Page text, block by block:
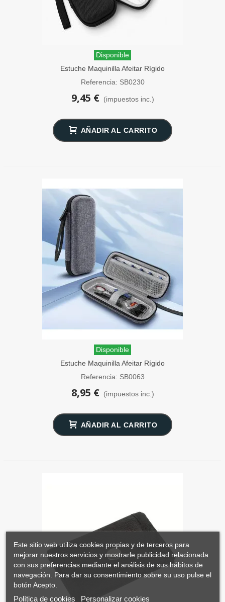
Disponible
Estuche Maquinilla Afeitar Rígido
SensaBien Negro
Referencia: SB0230
9,45 € (impuestos inc.)
AÑADIR AL CARRITO
Disponible
Estuche Maquinilla Afeitar Rígido
SensaBien Gris
Referencia: SB0063
8,95 € (impuestos inc.)
AÑADIR AL CARRITO
Este sitio web utiliza cookies propias y de terceros para
mejorar nuestros servicios y mostrarle publicidad relacionada
con sus preferencias mediante el análisis de sus hábitos de
navegación. Para dar su consentimiento sobre su uso pulse el
botón Acepto.
Política de cookies Personalizar cookies